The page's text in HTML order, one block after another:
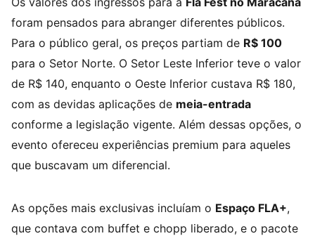
foram pensados para abranger diferentes públicos.
Para o público geral, os preços partiam de R$ 100
para o Setor Norte. O Setor Leste Inferior teve o valor
de R$ 140, enquanto o Oeste Inferior custava R$ 180,
com as devidas aplicações de meia-entrada
conforme a legislação vigente. Além dessas opções, o
evento ofereceu experiências premium para aqueles
que buscavam um diferencial.
As opções mais exclusivas incluíam o Espaço FLA+,
que contava com buffet e chopp liberado, e o pacote